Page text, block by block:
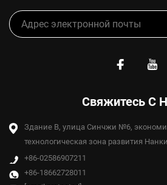
Свяжитесь С
Здание B, улица Синчжи №6,
технологическая зона развития
+86-02586907211
+86-18662728011